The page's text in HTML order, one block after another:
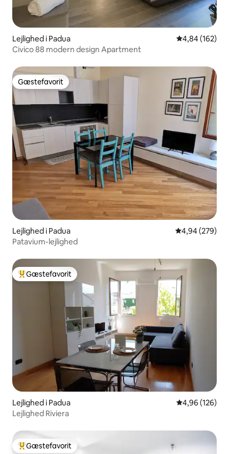
Lejlighed i Padua 4,84 ud af 5 i
4,84 (162)
Civico 88 modern design Apartment
Gæstefavorit
Gæstefavorit
Lejlighed i Padua 4,94 ud af 5 i
4,94 (279)
Patavium-lejlighed
Bedste gæstefavorit
Gæstefavorit
Lejlighed i Padua 4,96 ud af 5 i
4,96 (126)
Lejlighed Riviera
Bedste gæstefavorit
Gæstefavorit